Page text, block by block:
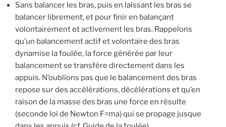
Sans balancer les bras, puis en laissant les bras se
balancer librement, et pour finir en balançant
volontairement et activement les bras. Rappelons
qu’un balancement actif et volontaire des bras
dynamise la foulée, la force générée par leur
balancement se transfère directement dans les
appuis. N’oublions pas que le balancement des bras
repose sur des accélérations, décélérations et qu’en
raison de la masse des bras une force en résulte
(seconde loi de Newton F=ma) qui se propage jusque